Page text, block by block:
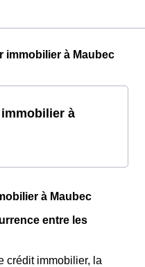
immobilier à Maubec
à
à Maubec
entre les
crédit immobilier, la